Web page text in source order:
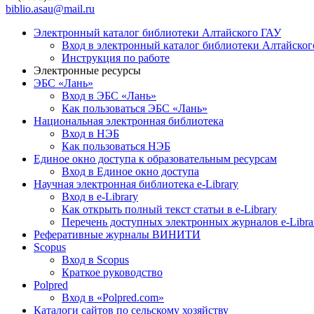
biblio.asau@mail.ru
Электронный каталог библиотеки Алтайского ГАУ
Вход в электронный каталог библиотеки
Инструкция по работе
Электронные ресурсы
ЭБС «Лань»
Вход в ЭБС «Лань»
Как пользоваться ЭБС «Лань»
Национальная электронная библиотека
Вход в НЭБ
Как пользоваться НЭБ
Единое окно доступа к образовательным ресурсам
Вход в Единое окно доступа
Научная электронная библиотека e-Library
Вход в e-Library
Как открыть полный текст статьи в e-Library
Перечень доступных электронных журналов e-
Реферативные журналы ВИНИТИ
Scopus
Вход в Scopus
Краткое руководство
Polpred
Вход в «Polpred.com»
Каталоги сайтов по сельскому хозяйству